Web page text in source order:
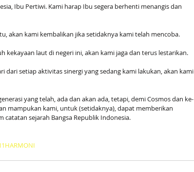
Ibu Pertiwi. Kami harap Ibu segera berhenti menangis dan
akan kami kembalikan jika setidaknya kami telah mencoba.
kekayaan laut di negeri ini, akan kami jaga dan terus lestarikan.
dari setiap aktivitas sinergi yang sedang kami lakukan, akan kami
yang telah, ada dan akan ada, tetapi, demi Cosmos dan ke-
mampukan kami, untuk (setidaknya), dapat memberikan
catatan sejarah Bangsa Republik Indonesia.